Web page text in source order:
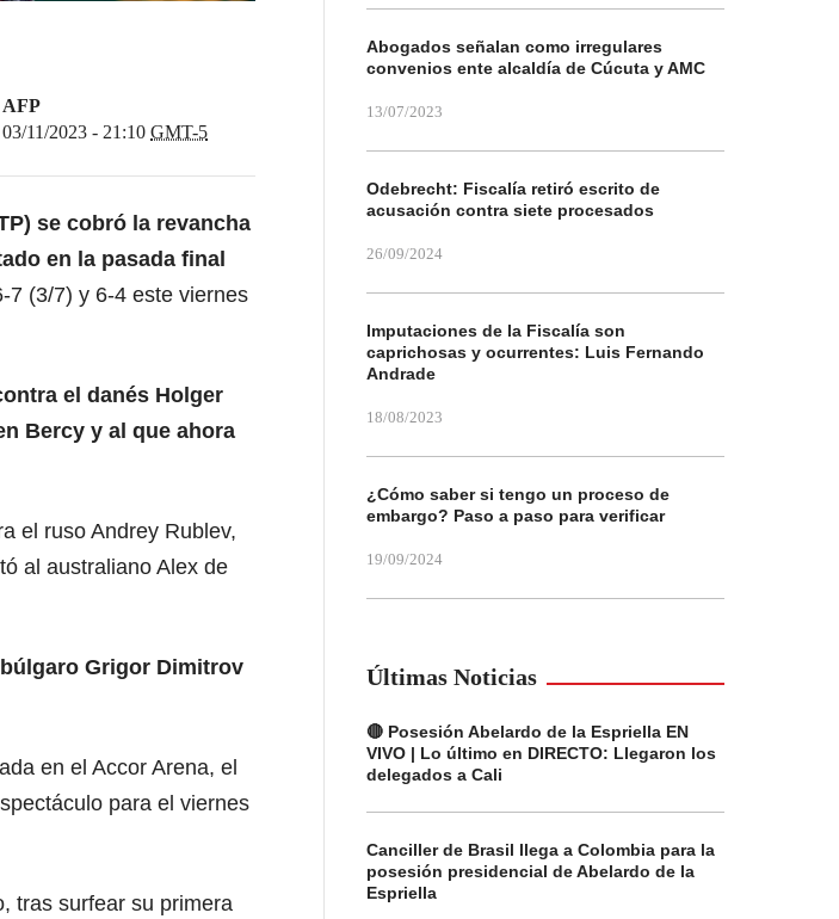
AFP
03/11/2023 - 21:10 GMT-5
se cobró la revancha
en la pasada final
7 (3/7) y 6-4 este viernes
el danés Holger
Bercy y al que ahora
el ruso Andrey Rublev,
al australiano Alex de
búlgaro Grigor Dimitrov
en el Accor Arena, el
para el viernes
tras surfear su primera
Abogados señalan como irregulares
convenios ente alcaldía de Cúcuta y AMC
13/07/2023
Odebrecht: Fiscalía retiró escrito de
acusación contra siete procesados
26/09/2024
Imputaciones de la Fiscalía son
caprichosas y ocurrentes: Luis Fernando
Andrade
18/08/2023
¿Cómo saber si tengo un proceso de
embargo? Paso a paso para verificar
19/09/2024
Últimas Noticias
🔴 Posesión Abelardo de la Espriella EN
VIVO | Lo último en DIRECTO: Llegaron los
delegados a Cali
Canciller de Brasil llega a Colombia para la
posesión presidencial de Abelardo de la
Espriella